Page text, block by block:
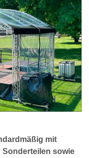
mit
Sonderteilen sowie